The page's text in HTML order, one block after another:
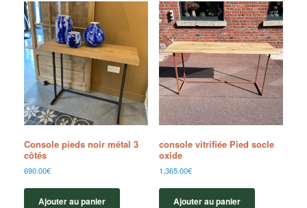
Console pieds noir métal 3
côtés
690.00€
Ajouter au panier
console vitrifiée Pied socle
oxide
1,365.00€
Ajouter au panier